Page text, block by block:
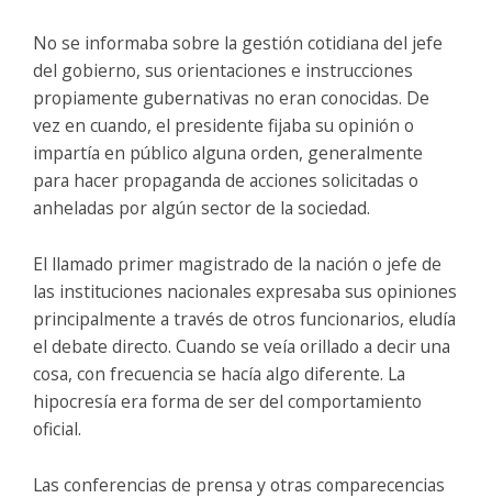
No se informaba sobre la gestión cotidiana del jefe
del gobierno, sus orientaciones e instrucciones
propiamente gubernativas no eran conocidas. De
vez en cuando, el presidente fijaba su opinión o
impartía en público alguna orden, generalmente
para hacer propaganda de acciones solicitadas o
anheladas por algún sector de la sociedad.
El llamado primer magistrado de la nación o jefe de
las instituciones nacionales expresaba sus opiniones
principalmente a través de otros funcionarios, eludía
el debate directo. Cuando se veía orillado a decir una
cosa, con frecuencia se hacía algo diferente. La
hipocresía era forma de ser del comportamiento
oficial.
Las conferencias de prensa y otras comparecencias